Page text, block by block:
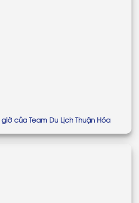
của Team Du Lịch Thuận Hóa